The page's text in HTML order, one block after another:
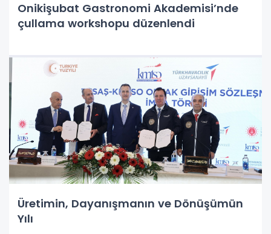
Onikişubat Gastronomi Akademisi’nde
çullama workshopu düzenlendi
Üretimin, Dayanışmanın ve Dönüşümün
Yılı